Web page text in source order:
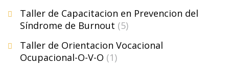
Taller de Capacitacion en Prevencion del
Síndrome de Burnout (5)
Taller de Orientacion Vocacional
Ocupacional-O-V-O (1)